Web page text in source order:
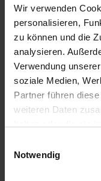
Wir verwenden
personalisieren,
zu können und die
analysieren.
Verwendung
soziale Medien,
Partner führen
weiteren Daten
Cookies, wenn Sie
Notwendig
Dénoyauteur